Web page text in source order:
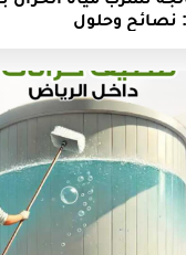
نصائح وحلول